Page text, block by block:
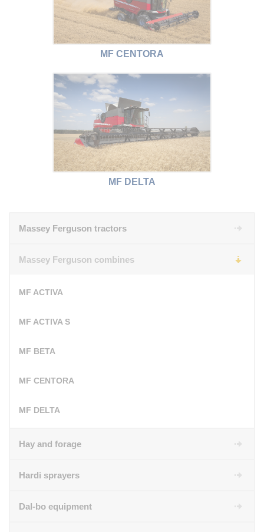
MF CENTORA
MF DELTA
Massey Ferguson tractors
Massey Ferguson combines
MF ACTIVA
MF ACTIVA S
MF BETA
MF CENTORA
MF DELTA
Hay and forage
Hardi sprayers
Dal-bo equipment